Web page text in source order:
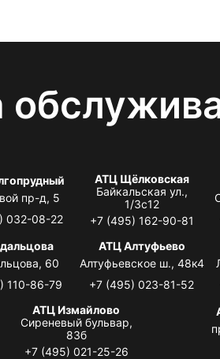
пр-д, 5
032-08-22
АТЦ Щёлковская
Байкальская ул.,
1/3с12
+7 (495) 162-90-81
60
110-86-79
АТЦ Алтуфьево
Алтуфьевское ш., 48к4
+7 (495) 023-81-52
АТЦ Измайлово
Сиреневый бульвар,
83б
+7 (495) 021-25-26